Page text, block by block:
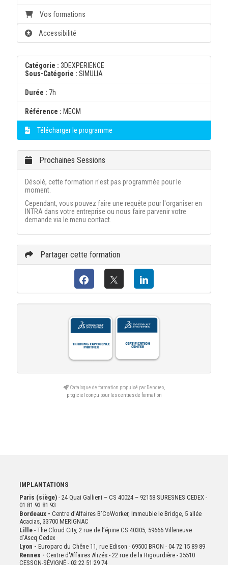
Vos formations
Accessibilité
Catégorie : 3DEXPERIENCE
Sous-Catégorie : SIMULIA
Durée : 7h
Référence : MECM
Télécharger le programme
Prochaines Sessions
Désolé, cette formation n'est pas programmée pour le
moment.
Cependant, vous pouvez faire une requête pour l'organiser en
INTRA dans votre entreprise ou nous faire parvenir votre
demande via le menu contact.
Partager cette formation
Catalogue de formation propulsé par Dendreo,
progiciel conçu pour les centres de formation
IMPLANTATIONS
Paris (siège) - 24 Quai Gallieni – CS 40024 – 92158 SURESNES CEDEX -
01 81 93 81 93
Bordeaux - Centre d’Affaires B’CoWorker, Immeuble le Bridge, 5 allée
Acacias, 33700 MERIGNAC
Lille- The Cloud City, 2 rue de l’épine CS 40305, 59666 Villeneuve
d’Ascq Cedex
Lyon - Europarc du Chêne 11, rue Edison - 69500 BRON - 04 72 15 89 89
Rennes - Centre d'Affaires Alizés - 22 rue de la Rigourdière - 35510
CESSON-SÉVIGNÉ - 02 22 51 29 74